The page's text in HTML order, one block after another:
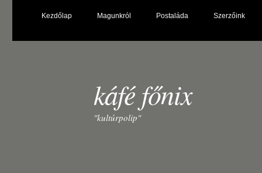
Kezdőlap Magunkról Postaláda Szerzőink
káfé főnix
"kultúrpolip"